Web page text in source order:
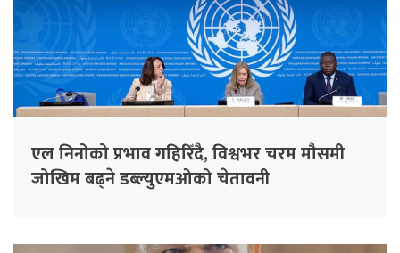
एल निनोको प्रभाव गहिरिँदै, विश्वभर चरम मौसमी
जोखिम बढ्ने डब्ल्युएमओको चेतावनी